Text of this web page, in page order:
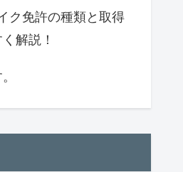
ク免許の種類と取得
解説！